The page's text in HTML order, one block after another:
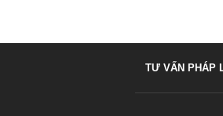
TƯ VẤN PHÁP